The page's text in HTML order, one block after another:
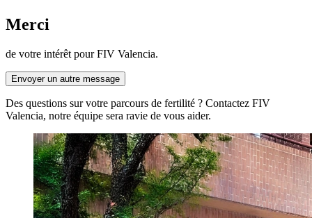
Merci
de votre intérêt pour FIV Valencia.
Envoyer un autre message
Des questions sur votre parcours de fertilité ? Contactez FIV
Valencia, notre équipe sera ravie de vous aider.